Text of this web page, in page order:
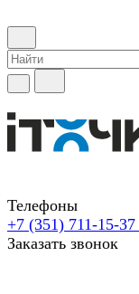
Телефоны
+7 (351) 711-15-37
Заказать звонок